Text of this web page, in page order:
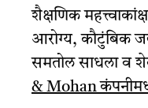
शैक्षणिक
आरोग्य, कौटुंबिक
समतोल साधला व
& Mohan